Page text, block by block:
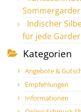
Indischer
für jede
Kategorien
Angebote &
Empfehlungen
Informationen